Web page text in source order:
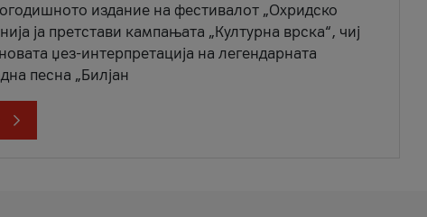
издание на фестивалот „Охридско
ја претстави кампањата „Културна врска“, чиј
џез-интерпретација на легендарната
песна „Билјан